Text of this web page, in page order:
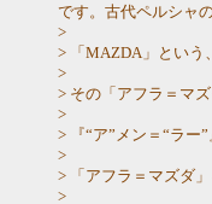
です。古代ペルシャ
>
> 「MAZDA」という
>
> その「アフラ＝マ
>
> 『“ア”メン＝“ラー
>
> 「アフラ＝マズダ
>